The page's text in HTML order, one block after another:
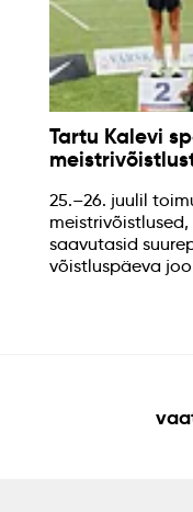
Tartu Kalevi
25.–26. juulil
saavutasid
võistluspäeva